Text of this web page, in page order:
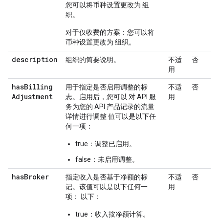
您可以将币种设置更改为 组
织。
对于仅收费的方案：您可以将
币种设置更改为 组织。
description 组织的简要说明。
不适
用
否
hasBilling
Adjustment
用于指定是否启用调整的标
志。启用后，您可以 对 API 服
务为您的 API 产品记录的流量
详情进行调整 值可以是以下任
何一项：
true：调整已启用。
false：未启用调整。
不适
用
否
hasBroker
指定收入是否基于净额的标
记。该值可以是以下任何一
项： 以下：
true：收入按净额计算。
不适
用
否